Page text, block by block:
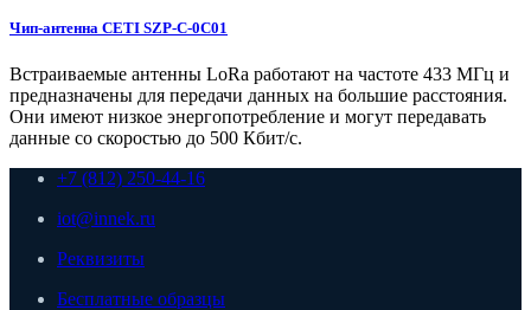
Чип-антенна CETI SZP-C-0C01
Встраиваемые антенны LoRa работают на частоте 433 МГц и
предназначены для передачи данных на большие расстояния.
Они имеют низкое энергопотребление и могут передавать
данные со скоростью до 500 Кбит/с.
+7 (812) 250-44-16
iot@innek.ru
Реквизиты
Бесплатные образцы